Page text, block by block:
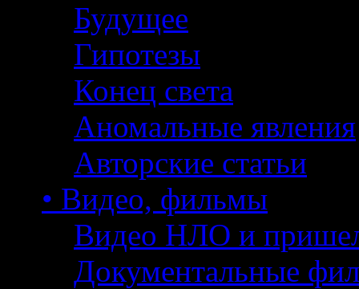
Будущее
Гипотезы
Конец света
Аномальные явления
Авторские статьи
• Видео, фильмы
Видео НЛО и
Документальные